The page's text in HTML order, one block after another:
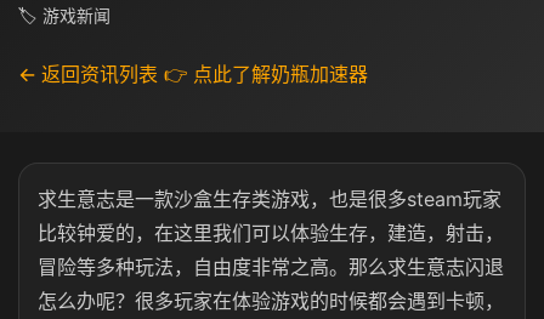
🏷 游戏新闻
← 返回资讯列表 👉 点此了解奶瓶加速器
求生意志是一款沙盒生存类游戏，也是很多steam玩家
比较钟爱的，在这里我们可以体验生存，建造，射击，
冒险等多种玩法，自由度非常之高。那么求生意志闪退
怎么办呢？很多玩家在体验游戏的时候都会遇到卡顿，